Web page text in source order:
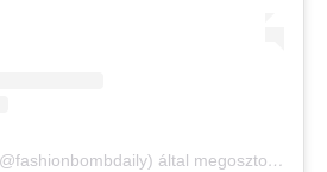
Fashion Bomb Daily (@fashionbombdaily) által megosztott bejegyzés